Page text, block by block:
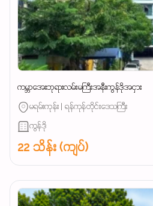
ကမ္ဘာအေးဘုရားလမ်းမကြီးအနီးကွန်ဒိုအငှား
မရမ်းကုန်း | ရန်ကုန်တိုင်းဒေသကြီး
ကွန်ဒို
22 သိန်း (ကျပ်)